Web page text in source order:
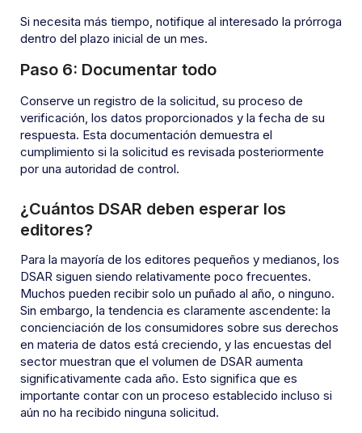
Si necesita más tiempo, notifique al interesado la prórroga
dentro del plazo inicial de un mes.
Paso 6: Documentar todo
Conserve un registro de la solicitud, su proceso de
verificación, los datos proporcionados y la fecha de su
respuesta. Esta documentación demuestra el
cumplimiento si la solicitud es revisada posteriormente
por una autoridad de control.
¿Cuántos DSAR deben esperar los
editores?
Para la mayoría de los editores pequeños y medianos, los
DSAR siguen siendo relativamente poco frecuentes.
Muchos pueden recibir solo un puñado al año, o ninguno.
Sin embargo, la tendencia es claramente ascendente: la
concienciación de los consumidores sobre sus derechos
en materia de datos está creciendo, y las encuestas del
sector muestran que el volumen de DSAR aumenta
significativamente cada año. Esto significa que es
importante contar con un proceso establecido incluso si
aún no ha recibido ninguna solicitud.